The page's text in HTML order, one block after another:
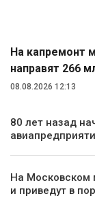
На капремонт
направят 266
08.08.2026 12:13
80 лет назад
На Московском
и приведут в